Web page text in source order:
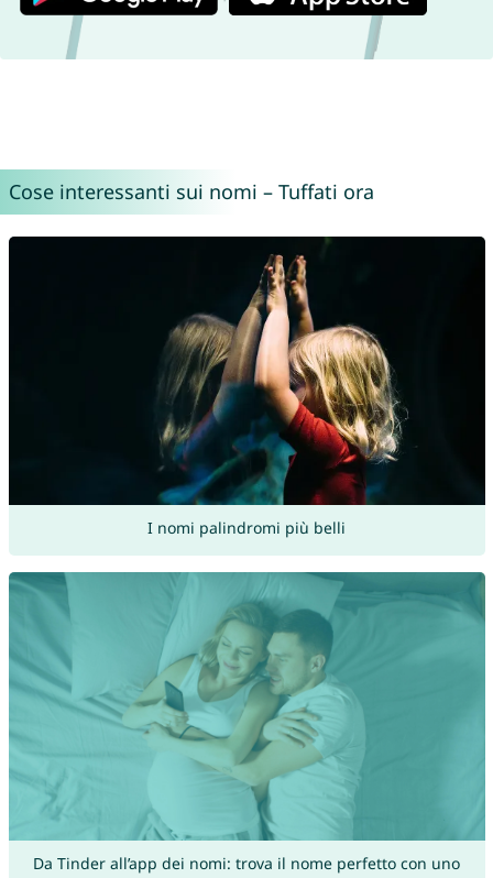
Cose interessanti sui nomi – Tuffati ora
I nomi palindromi più belli
Da Tinder all’app dei nomi: trova il nome perfetto con uno